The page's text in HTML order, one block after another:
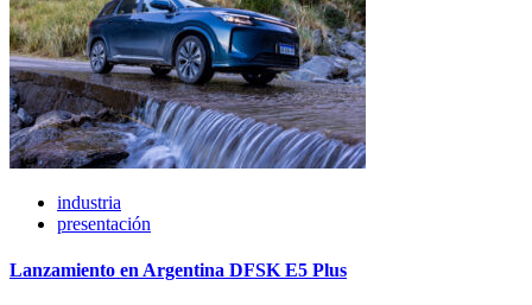
industria
presentación
Lanzamiento en Argentina DFSK E5 Plus